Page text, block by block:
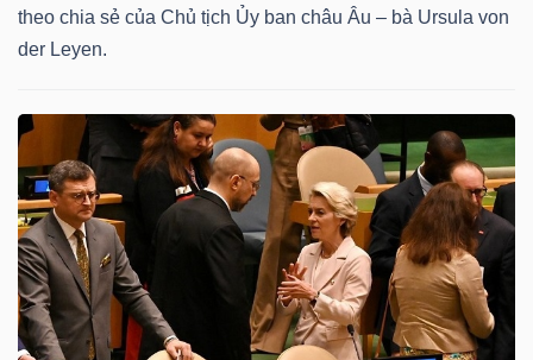
theo chia sẻ của Chủ tịch Ủy ban châu Âu – bà Ursula von
der Leyen.
CHÍNH
CÔNG
NGHỆ
THÔNG